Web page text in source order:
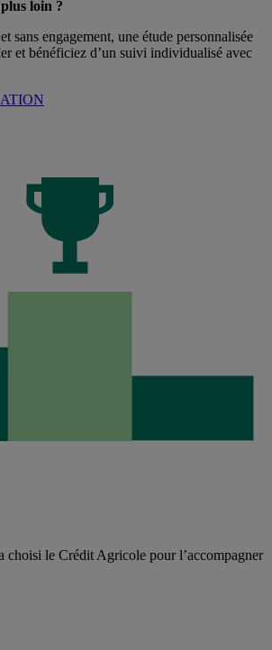
loin ?
sans engagement, une étude personnalisée
et bénéficiez d’un suivi individualisé avec
choisi le Crédit Agricole pour l’accompagner